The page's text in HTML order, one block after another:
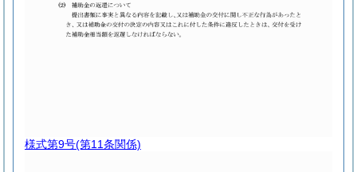
様式第9号(第11条関係)